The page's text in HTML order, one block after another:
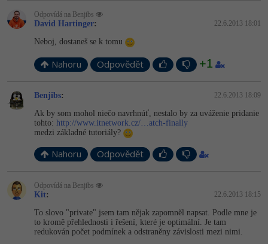
Odpovídá na Benjibs
David Hartinger: 22.6.2013 18:01
Neboj, dostaneš se k tomu
Nahoru Odpovědět +1
Benjibs: 22.6.2013 18:09
Ak by som mohol niečo navrhnúť, nestalo by za uváženie pridanie
tohto: http://www.itnetwork.cz/…atch-finally
medzi základné tutoriály?
Nahoru Odpovědět
Odpovídá na Benjibs
Kit: 22.6.2013 18:15
To slovo "private" jsem tam nějak zapomněl napsat. Podle mne je
to kromě přehlednosti i řešení, které je optimální. Je tam
redukován počet podmínek a odstraněny závislosti mezi nimi.